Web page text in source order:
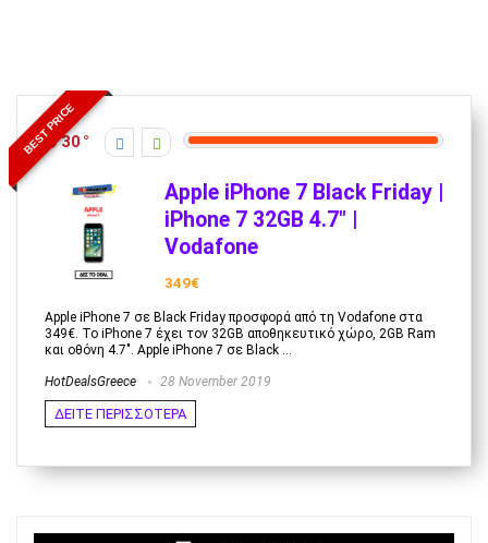
BEST PRICE
30
Apple iPhone 7 Black Friday |
iPhone 7 32GB 4.7″ |
Vodafone
349€
Apple iPhone 7 σε Black Friday προσφορά από τη Vodafone στα
349€. Το iPhone 7 έχει τον 32GB αποθηκευτικό χώρο, 2GB Ram
και οθόνη 4.7". Apple iPhone 7 σε Black ...
HotDealsGreece 28 November 2019
ΔΕΙΤΕ ΠΕΡΙΣΣΟΤΕΡΑ